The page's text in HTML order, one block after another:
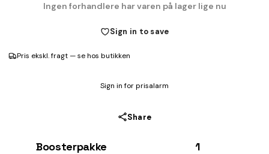
Ingen forhandlere har varen på lager lige nu
Sign in to save
Pris ekskl. fragt — se hos butikken
Sign in for prisalarm
Share
Boosterpakke 1